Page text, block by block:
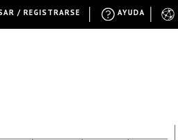
AYUDA
/ REGISTRARSE